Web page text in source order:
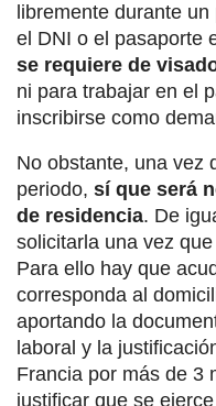
libremente durante
el DNI o el pasaporte
se requiere de
ni para trabajar en el
inscribirse como
No obstante, una vez
periodo, sí que será
de residencia. De
solicitarla una vez
Para ello hay que
corresponda al
aportando la
laboral y la
Francia por más de 3
justificar que se